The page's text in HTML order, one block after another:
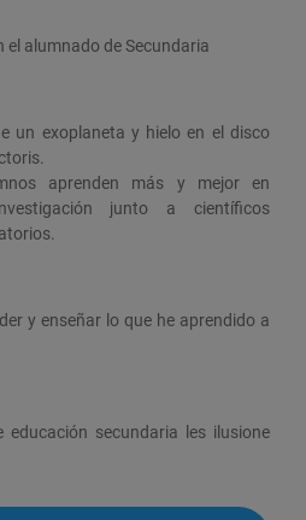
alumnado de Secundaria
un exoplaneta y hielo en el disco
aprenden más y mejor en
junto a científicos
y enseñar lo que he aprendido a
educación secundaria les ilusione